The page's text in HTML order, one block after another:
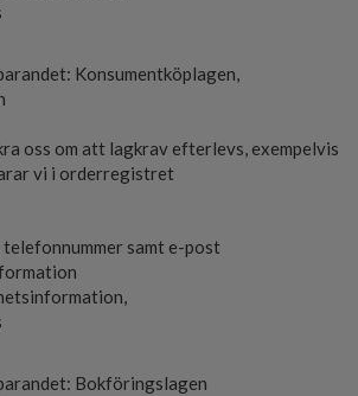
Konsumentköplagen,
oss om att lagkrav efterlevs, exempelvis
vi i orderregistret
telefonnummer samt e-post
Bokföringslagen